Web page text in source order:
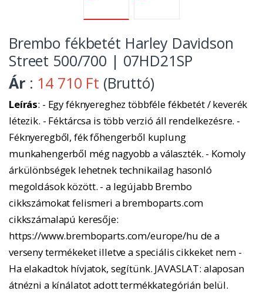
Brembo fékbetét Harley Davidson
Street 500/700 | 07HD21SP
Ár : 14 710 Ft (Bruttó)
Leírás: - Egy féknyereghez többféle fékbetét / keverék
létezik. - Féktárcsa is több verzió áll rendelkezésre. -
Féknyeregből, fék főhengerből kuplung
munkahengerből még nagyobb a választék. - Komoly
árkülönbségek lehetnek technikailag hasonló
megoldások között. - a legújabb Brembo
cikkszámokat felismeri a bremboparts.com
cikkszámalapú keresője:
https://www.bremboparts.com/europe/hu de a
verseny termékeket illetve a speciális cikkeket nem -
Ha elakadtok hívjatok, segítünk. JAVASLAT: alaposan
átnézni a kínálatot adott termékkategórián belül.